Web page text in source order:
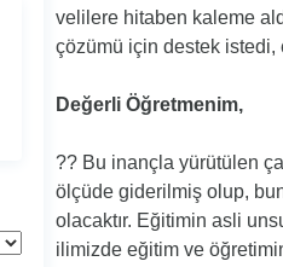
velilere hitaben kaleme
çözümü için destek istedi,
Değerli Öğretmenim,
?? Bu inançla yürütülen
ölçüde giderilmiş olup,
olacaktır. Eğitimin asli
ilimizde eğitim ve